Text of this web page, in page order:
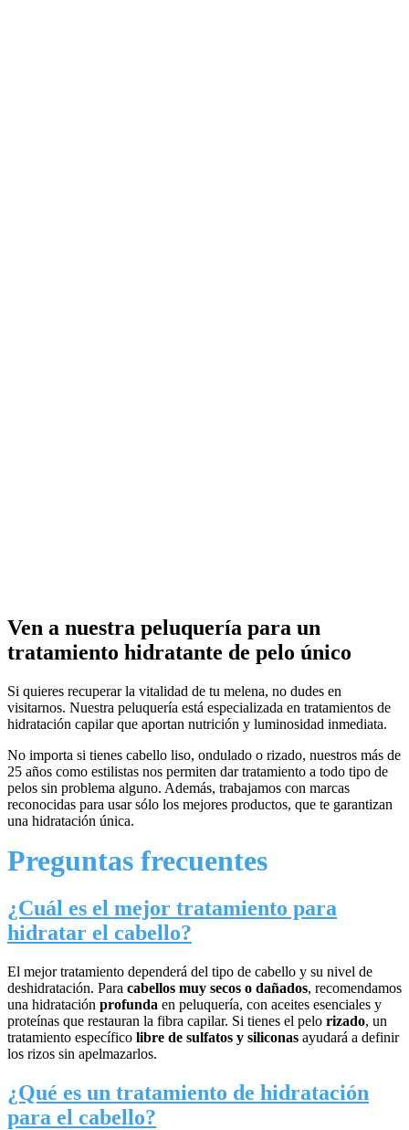
Ven a nuestra peluquería para un
tratamiento hidratante de pelo único
Si quieres recuperar la vitalidad de tu melena, no dudes en
visitarnos. Nuestra peluquería está especializada en tratamientos de
hidratación capilar que aportan nutrición y luminosidad inmediata.
No importa si tienes cabello liso, ondulado o rizado, nuestros más de
25 años como estilistas nos permiten dar tratamiento a todo tipo de
pelos sin problema alguno. Además, trabajamos con marcas
reconocidas para usar sólo los mejores productos, que te garantizan
una hidratación única.
Preguntas frecuentes
¿Cuál es el mejor tratamiento para
hidratar el cabello?
El mejor tratamiento dependerá del tipo de cabello y su nivel de
deshidratación. Para cabellos muy secos o dañados, recomendamos
una hidratación profunda en peluquería, con aceites esenciales y
proteínas que restauran la fibra capilar. Si tienes el pelo rizado, un
tratamiento específico libre de sulfatos y siliconas ayudará a definir
los rizos sin apelmazarlos.
¿Qué es un tratamiento de hidratación
para el cabello?